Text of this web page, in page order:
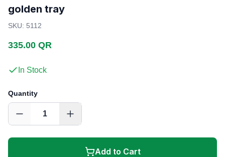
golden tray
SKU: 5112
335.00 QR
In Stock
Quantity
1
Add to Cart